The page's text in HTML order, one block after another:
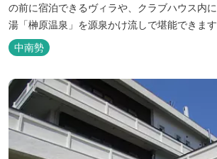
の前に宿泊できるヴィラや、クラブハウス内
湯「榊原温泉」を源泉かけ流しで堪能できます
中南勢